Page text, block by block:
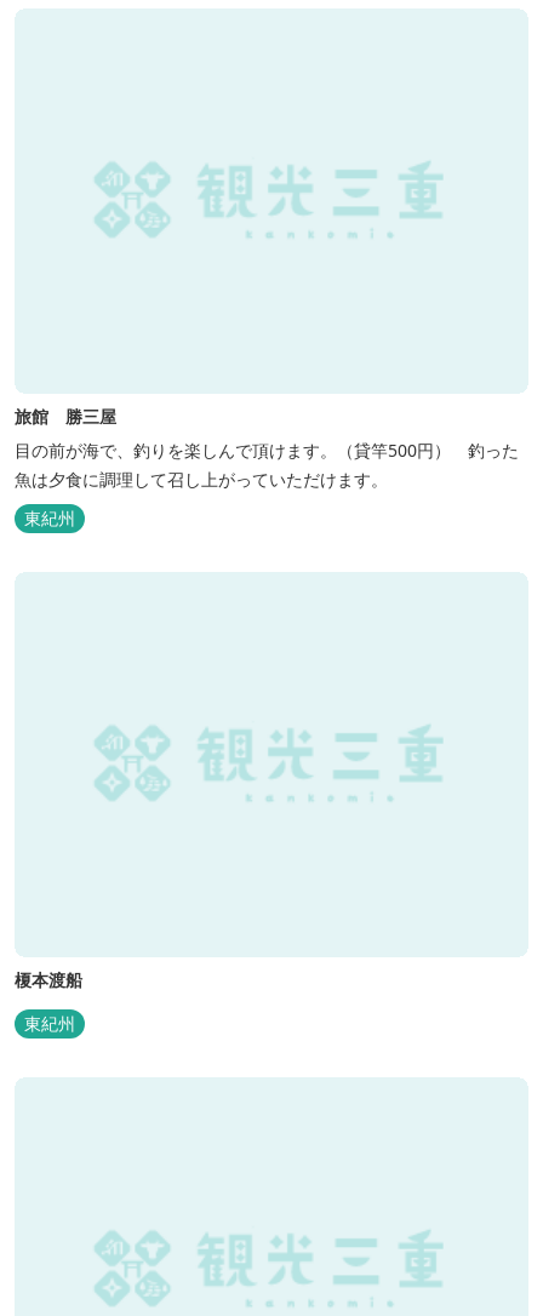
旅館 勝三屋
目の前が海で、釣りを楽しんで頂けます。（貸竿500円） 釣った
魚は夕食に調理して召し上がっていただけます。
東紀州
榎本渡船
東紀州